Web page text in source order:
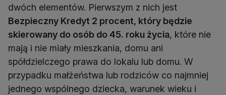
dwóch elementów. Pierwszym z nich jest
Bezpieczny Kredyt 2 procent, który będzie
skierowany do osób do 45. roku życia, które nie
mają i nie miały mieszkania, domu ani
spółdzielczego prawa do lokalu lub domu. W
przypadku małżeństwa lub rodziców co najmniej
jednego wspólnego dziecka, warunek wieku i